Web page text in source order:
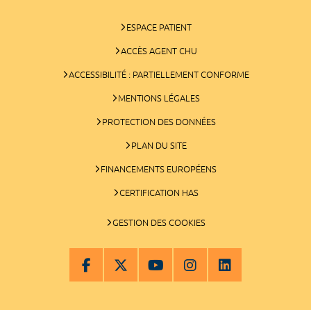
ESPACE PATIENT
ACCÈS AGENT CHU
ACCESSIBILITÉ : PARTIELLEMENT CONFORME
MENTIONS LÉGALES
PROTECTION DES DONNÉES
PLAN DU SITE
FINANCEMENTS EUROPÉENS
CERTIFICATION HAS
GESTION DES COOKIES